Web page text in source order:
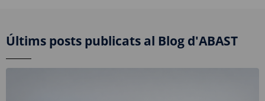
Últims posts publicats al Blog d'ABAST